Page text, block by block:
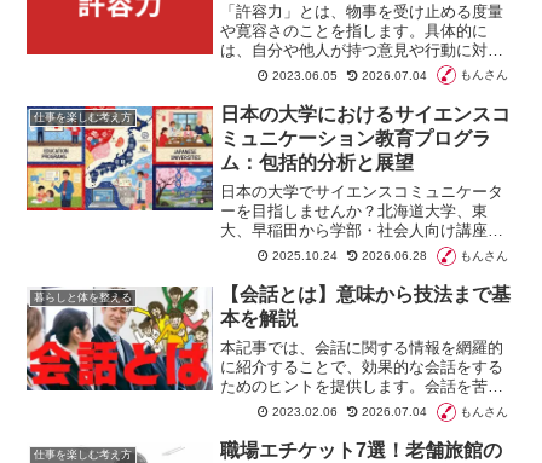
「許容力」とは、物事を受け止める度量
や寛容さのことを指します。具体的に
は、自分や他人が持つ意見や行動に対し
て、自分の価値観や基準にこだわり過ぎ
ずに、受け入れる柔軟性や大らかさを持
つことを意味します。
2023.06.05 2026.07.04 もんさん
仕事を楽しむ考え方
日本の大学におけるサイエンスコ
ミュニケーション教育プログラ
ム：包括的分析と展望
日本の大学でサイエンスコミュニケータ
ーを目指しませんか？北海道大学、東
大、早稲田から学部・社会人向け講座ま
で徹底比較。あなたのキャリアに最適な
プログラムが必ず見つかる、サイエンス
コミュニケーション教育の完全ガイドで
す。
2025.10.24 2026.06.28 もんさん
暮らしと体を整える
【会話とは】意味から技法まで基
本を解説
本記事では、会話に関する情報を網羅的
に紹介することで、効果的な会話をする
ためのヒントを提供します。会話を苦手
に感じる方、もっとうまくなりたいと考
えている方、会話の意義や方法を改めて
見つめ直したい方におすすめします。
2023.02.06 2026.07.04 もんさん
仕事を楽しむ考え方
職場エチケット7選！老舗旅館の